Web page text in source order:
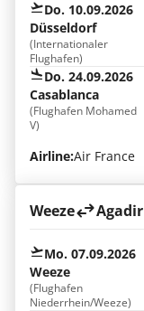
Do. 10.09.2026
Düsseldorf
(Internationaler
Flughafen)
Do. 24.09.2026
Casablanca
(Flughafen Mohamed
V)
Airline:Air France
Weeze Agadir
Mo. 07.09.2026
Weeze
(Flughafen
Niederrhein/Weeze)